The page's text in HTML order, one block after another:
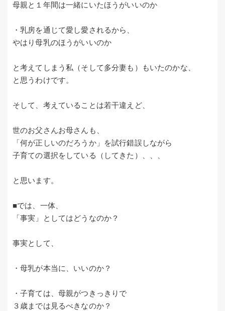
母親と１年間は一緒にいたほうがいいのか
・乳房を通じて愛し愛されるから、
やはり母乳のほうがいいのか
と考えてしまう私（そして多分妻も）もいたのかな、
と思うわけです。
そして、考えていることは若干違えど、
世のお父さんお母さんも、
「何が正しいのだろうか」を試行錯誤しながら
子育ての選択をしている（してきた）、、、
と思います。
■では、一体、
「事実」としてはどうなのか？
事実として、
・母乳が本当に、いいのか？
・子育ては、母親がつきっきりで
３歳までは見るべきなのか？